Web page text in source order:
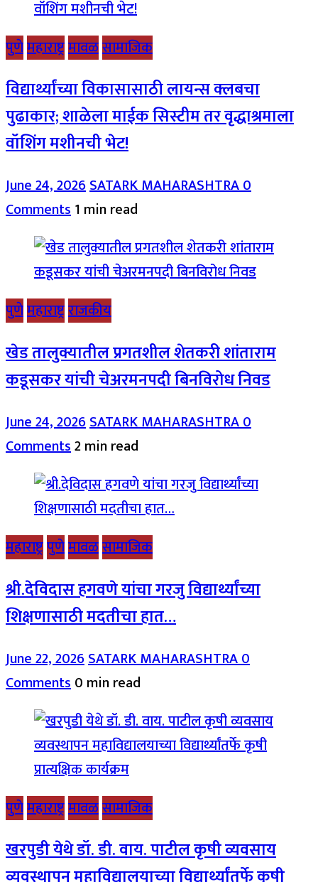
पुणेमहाराष्ट्रमावळसामाजिक
विद्यार्थ्यांच्या विकासासाठी लायन्स क्लबचा
पुढाकार; शाळेला माईक सिस्टीम तर वृद्धाश्रमाला
वॉशिंग मशीनची भेट!
June 24, 2026SATARK MAHARASHTRA0
Comments1 min read
पुणेमहाराष्ट्रराजकीय
खेड तालुक्यातील प्रगतशील शेतकरी शांताराम
कडूसकर यांची चेअरमनपदी बिनविरोध निवड
June 24, 2026SATARK MAHARASHTRA0
Comments2 min read
महाराष्ट्रपुणेमावळसामाजिक
श्री.देविदास हगवणे यांचा गरजु विद्यार्थ्यांच्या
शिक्षणासाठी मदतीचा हात…
June 22, 2026SATARK MAHARASHTRA0
Comments0 min read
पुणेमहाराष्ट्रमावळसामाजिक
खरपुडी येथे डॉ. डी. वाय. पाटील कृषी व्यवसाय